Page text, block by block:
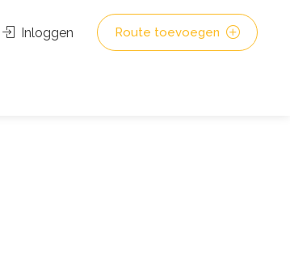
Inloggen Route toevoegen